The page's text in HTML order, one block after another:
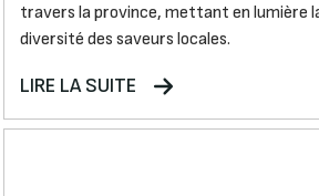
travers la province, mettant en lumière
diversité des saveurs locales.
LIRE LA SUITE